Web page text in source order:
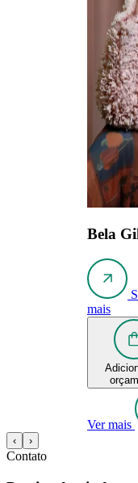
Bela
mais
Ver mais
‹ ›
Contato